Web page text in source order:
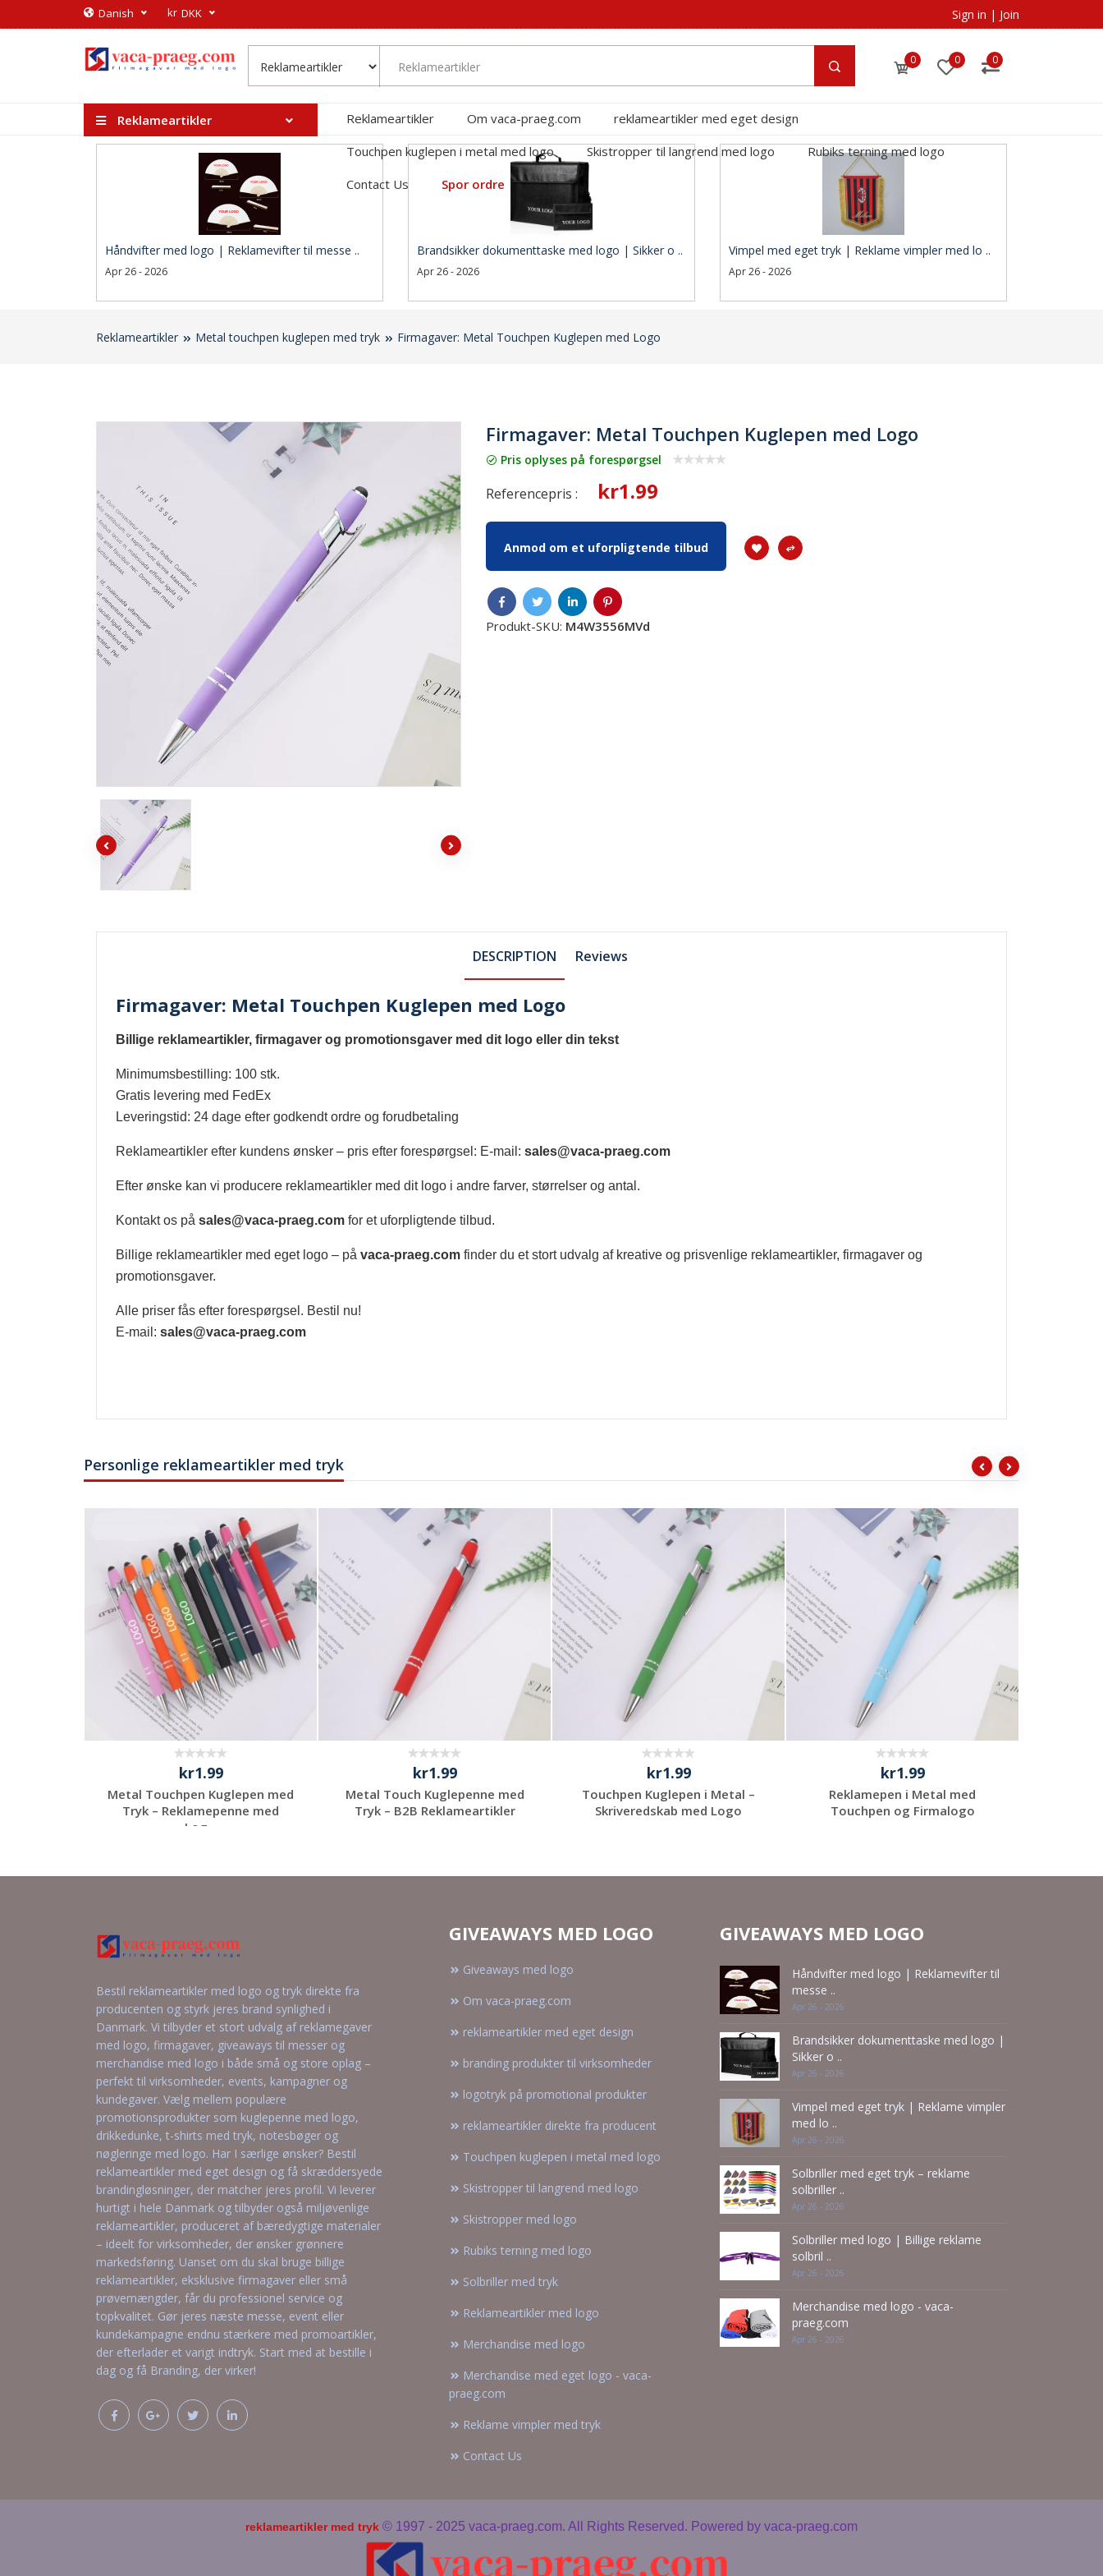
​Danish kr DKK Sign in | Join
0 0 0
Reklameartikler Reklameartikler Om vaca-praeg.com
reklameartikler med eget design
Touchpen kuglepen i metal med logo
Skistropper til langrend med logo
Rubiks terning med logo
Contact Us
Spor ordre
Håndvifter med logo | Reklamevifter til messe ..
Apr 26 - 2026
Brandsikker dokumenttaske med logo | Sikker o ..
Apr 26 - 2026
Vimpel med eget tryk | Reklame vimpler med lo ..
Apr 26 - 2026
Reklameartikler Metal touchpen kuglepen med tryk Firmagaver: Metal Touchpen Kuglepen med Logo
Firmagaver: Metal Touchpen Kuglepen med Logo
Pris oplyses på forespørgsel
Referencepris : kr1.99
Anmod om et uforpligtende tilbud
Produkt-SKU: M4W3556MVd
DESCRIPTION Reviews
Firmagaver: Metal Touchpen Kuglepen med Logo
Billige reklameartikler, firmagaver og promotionsgaver med dit logo eller din tekst
Minimumsbestilling: 100 stk.
Gratis levering med FedEx
Leveringstid: 24 dage efter godkendt ordre og forudbetaling
Reklameartikler efter kundens ønsker – pris efter forespørgsel: E-mail:sales@vaca-praeg.com
Efter ønske kan vi producere reklameartikler med dit logo i andre farver, størrelser og antal.
Kontakt os påsales@vaca-praeg.com for et uforpligtende tilbud.
Billige reklameartikler med eget logo – påvaca-praeg.com finder du et stort udvalg af kreative og prisvenlige reklameartikler, firmagaver og
promotionsgaver.
Alle priser fås efter forespørgsel. Bestil nu!
E-mail:sales@vaca-praeg.com
Personlige reklameartikler med tryk
kr1.99
Metal Touchpen Kuglepen med
Tryk – Reklamepenne med
Log...
tilbud
kr1.99
Metal Touch Kuglepenne med
Tryk – B2B Reklameartikler
tilbud
kr1.99
Touchpen Kuglepen i Metal –
Skriveredskab med Logo
tilbud
kr1.99
Reklamepen i Metal med
Touchpen og Firmalogo
tilbud
Bestil reklameartikler med logo og tryk direkte fra
producenten og styrk jeres brand synlighed i
Danmark. Vi tilbyder et stort udvalg af reklamegaver
med logo, firmagaver, giveaways til messer og
merchandise med logo i både små og store oplag –
perfekt til virksomheder, events, kampagner og
kundegaver. Vælg mellem populære
promotionsprodukter som kuglepenne med logo,
drikkedunke, t-shirts med tryk, notesbøger og
nøgleringe med logo. Har I særlige ønsker? Bestil
reklameartikler med eget design og få skræddersyede
brandingløsninger, der matcher jeres profil. Vi leverer
hurtigt i hele Danmark og tilbyder også miljøvenlige
reklameartikler, produceret af bæredygtige materialer
– ideelt for virksomheder, der ønsker grønnere
markedsføring. Uanset om du skal bruge billige
reklameartikler, eksklusive firmagaver eller små
prøvemængder, får du professionel service og
topkvalitet. Gør jeres næste messe, event eller
kundekampagne endnu stærkere med promoartikler,
der efterlader et varigt indtryk. Start med at bestille i
dag og få Branding, der virker!
GIVEAWAYS MED LOGO
Giveaways med logo
Om vaca-praeg.com
reklameartikler med eget design
branding produkter til virksomheder
logotryk på promotional produkter
reklameartikler direkte fra producent
Touchpen kuglepen i metal med logo
Skistropper til langrend med logo
Skistropper med logo
Rubiks terning med logo
Solbriller med tryk
Reklameartikler med logo
Merchandise med logo
Merchandise med eget logo - vaca-
praeg.com
Reklame vimpler med tryk
Contact Us
GIVEAWAYS MED LOGO
Håndvifter med logo | Reklamevifter til
messe ..
Apr 26 - 2026
Brandsikker dokumenttaske med logo |
Sikker o ..
Apr 26 - 2026
Vimpel med eget tryk | Reklame vimpler
med lo ..
Apr 26 - 2026
Solbriller med eget tryk – reklame
solbriller ..
Apr 26 - 2026
Solbriller med logo | Billige reklame
solbril ..
Apr 26 - 2026
Merchandise med logo - vaca-
praeg.com
Apr 26 - 2026
reklameartikler med tryk © 1997 - 2025 vaca-praeg.com. All Rights Reserved. Powered by vaca-praeg.com